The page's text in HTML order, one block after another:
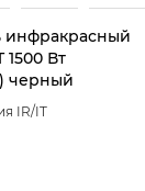
инфракрасный
1500 Вт
черный
IR/IT